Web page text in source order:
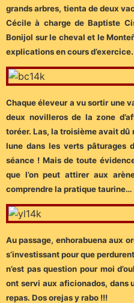
grands arbres, tienta de deux
Cécile à charge de Baptiste
Bonijol sur le cheval et le
explications en cours d’exercice.
Chaque éleveur a vu sortir une
deux novilleros de la zone
toréer. Las, la troisième avait
lune dans les verts pâturages
séance ! Mais de toute
que l’on peut attirer aux
comprendre la pratique taurine…
Au passage, enhorabuena aux
s’investissant pour que
n’est pas question pour moi
ont servi aux aficionados, dans
repas. Dos orejas y rabo !!!